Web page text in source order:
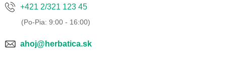
+421 2/321 123 45
ahoj@herbatica.sk